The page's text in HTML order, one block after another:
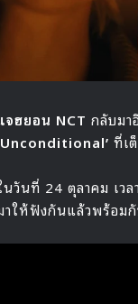
จฮยอน NCT กลับมา
ที่เ
นวันที่ 24 ตุลาคม เวล
าให้ฟังกันแล้วพร้อมกั